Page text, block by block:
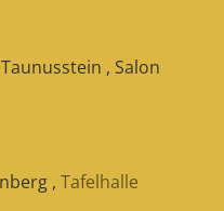
Taunusstein , Salon
, Tafelhalle